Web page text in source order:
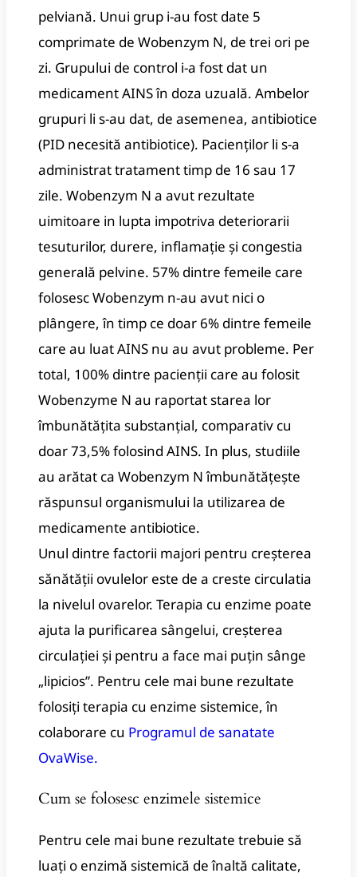
pelviană. Unui grup i-au fost date 5
comprimate de Wobenzym N, de trei ori pe
zi. Grupului de control i-a fost dat un
medicament AINS în doza uzuală. Ambelor
grupuri li s-au dat, de asemenea, antibiotice
(PID necesită antibiotice). Pacienților li s-a
administrat tratament timp de 16 sau 17
zile. Wobenzym N a avut rezultate
uimitoare in lupta impotriva deteriorarii
tesuturilor, durere, inflamație și congestia
generală pelvine. 57% dintre femeile care
folosesc Wobenzym n-au avut nici o
plângere, în timp ce doar 6% dintre femeile
care au luat AINS nu au avut probleme. Per
total, 100% dintre pacienții care au folosit
Wobenzyme N au raportat starea lor
îmbunătățita substanțial, comparativ cu
doar 73,5% folosind AINS. In plus, studiile
au arătat ca Wobenzym N îmbunătățește
răspunsul organismului la utilizarea de
medicamente antibiotice.
Unul dintre factorii majori pentru creșterea
sănătății ovulelor este de a creste circulatia
la nivelul ovarelor. Terapia cu enzime poate
ajuta la purificarea sângelui, creșterea
circulației și pentru a face mai puțin sânge
„lipicios”. Pentru cele mai bune rezultate
folosiți terapia cu enzime sistemice, în
colaborare cu Programul de sanatate
OvaWise.
Cum se folosesc enzimele sistemice
Pentru cele mai bune rezultate trebuie să
luați o enzimă sistemică de înaltă calitate,